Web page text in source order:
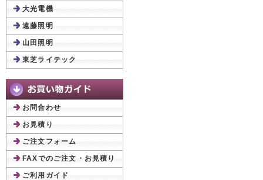
大光電機
遠藤照明
山田照明
東芝ライテック
お問合わせ
お見積り
ご注文フォーム
FAXでのご注文・お見積り
ご利用ガイド